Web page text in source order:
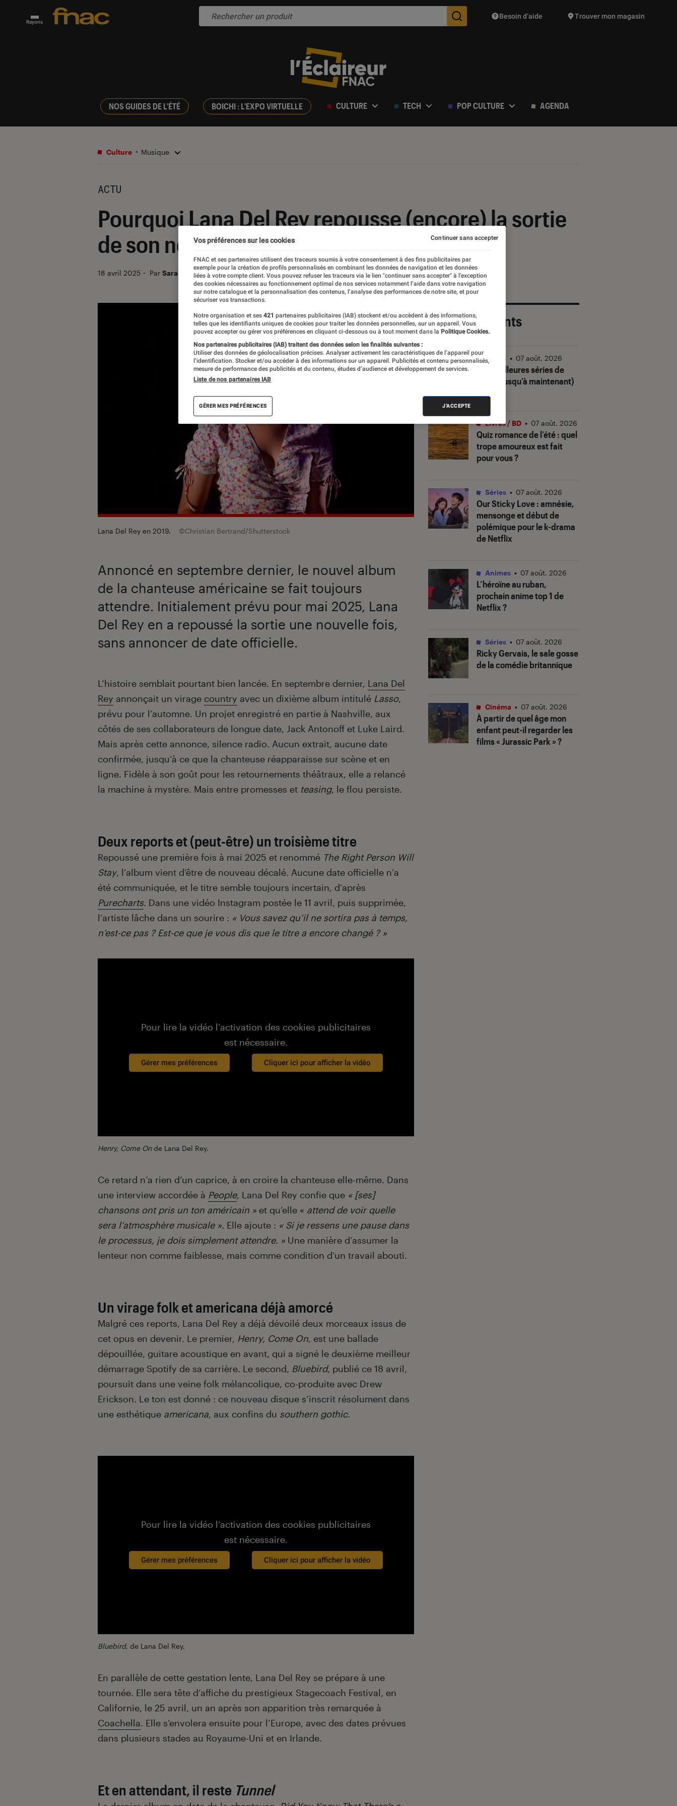
Rayons Des suggestions de produits vont vous être proposées
Besoin d’aide Trouver mon magasin
NOS GUIDES DE L'ÉTÉ BOICHI : L'EXPO VIRTUELLE CULTURE TECH POP CULTURE AGENDA
Culture Musique
ACTU
Pourquoi Lana Del Rey repousse (encore) la sortie
de son nouvel album ?
18 avril 2025 ・ Par Sarah Dupont
Lana Del Rey en 2019. ©Christian Bertrand/Shutterstock
Annoncé en septembre dernier, le nouvel album
de la chanteuse américaine se fait toujours
attendre. Initialement prévu pour mai 2025, Lana
Del Rey en a repoussé la sortie une nouvelle fois,
sans annoncer de date officielle.
Introduction
L’histoire semblait pourtant bien lancée. En septembre dernier, Lana Del
Rey annonçait un virage country avec un dixième album intitulé Lasso,
prévu pour l’automne. Un projet enregistré en partie à Nashville, aux
côtés de ses collaborateurs de longue date, Jack Antonoff et Luke Laird.
Mais après cette annonce, silence radio. Aucun extrait, aucune date
confirmée, jusqu’à ce que la chanteuse réapparaisse sur scène et en
ligne. Fidèle à son goût pour les retournements théâtraux, elle a relancé
la machine à mystère. Mais entre promesses et teasing, le flou persiste.
Deux reports et (peut-être) un troisième titre
Repoussé une première fois à mai 2025 et renommé The Right Person Will
Stay, l’album vient d’être de nouveau décalé. Aucune date officielle n’a
été communiquée, et le titre semble toujours incertain, d’après
Purecharts. Dans une vidéo Instagram postée le 11 avril, puis supprimée,
l’artiste lâche dans un sourire : « Vous savez qu’il ne sortira pas à temps,
n’est-ce pas ? Est-ce que je vous dis que le titre a encore changé ? »
Pour lire la vidéo l’activation des cookies publicitaires
est nécessaire.
Gérer mes préférences Cliquer ici pour afficher la vidéo
Henry, Come Onde Lana Del Rey.
Ce retard n’a rien d’un caprice, à en croire la chanteuse elle-même. Dans
une interview accordée à People, Lana Del Rey confie que « [ses]
chansons ont pris un ton américain » et qu’elle « attend de voir quelle
sera l’atmosphère musicale ». Elle ajoute : « Si je ressens une pause dans
le processus, je dois simplement attendre. » Une manière d’assumer la
lenteur non comme faiblesse, mais comme condition d’un travail abouti.
Un virage folk et americana déjà amorcé
Malgré ces reports, Lana Del Rey a déjà dévoilé deux morceaux issus de
cet opus en devenir. Le premier, Henry, Come On, est une ballade
dépouillée, guitare acoustique en avant, qui a signé le deuxième meilleur
démarrage Spotify de sa carrière. Le second, Bluebird, publié ce 18 avril,
poursuit dans une veine folk mélancolique, co-produite avec Drew
Erickson. Le ton est donné : ce nouveau disque s’inscrit résolument dans
une esthétique americana, aux confins du southern gothic.
Pour lire la vidéo l’activation des cookies publicitaires
est nécessaire.
Gérer mes préférences Cliquer ici pour afficher la vidéo
Bluebird, de Lana Del Rey.
En parallèle de cette gestation lente, Lana Del Rey se prépare à une
tournée. Elle sera tête d’affiche du prestigieux Stagecoach Festival, en
Californie, le 25 avril, un an après son apparition très remarquée à
Coachella. Elle s’envolera ensuite pour l’Europe, avec des dates prévues
dans plusieurs stades au Royaume-Uni et en Irlande.
Et en attendant, il reste Tunnel
Les plus récents
Les meilleures séries de
2026 (jusqu’à maintenant)
Séries • 07 août. 2026
Quiz romance de l’été : quel
trope amoureux est fait
pour vous ?
Livres / BD • 07 août. 2026
Our Sticky Love: amnésie,
mensonge et début de
polémique pour le k-drama
de Netflix
Séries • 07 août. 2026
L’héroïne au ruban,
prochain anime top 1 de
Netflix ?
Animes • 07 août. 2026
Ricky Gervais, le sale gosse
de la comédie britannique
Séries • 07 août. 2026
À partir de quel âge mon
enfant peut-il regarder les
films « Jurassic Park » ?
Cinéma • 07 août. 2026
Vos préférences sur les cookies
FNAC et ses partenaires utilisent des traceurs soumis à votre consentement à des fins publicitaires par
exemple pour la création de profils personnalisés en combinant les données de navigation et les données
liées à votre compte client. Vous pouvez refuser les traceurs via le lien "continuer sans accepter" à l’exception
des cookies nécessaires au fonctionnement optimal de nos services notamment l’aide dans votre navigation
sur notre catalogue et la personnalisation des contenus, l’analyse des performances de notre site, et pour
sécuriser vos transactions.
Notre organisation et ses 421 partenaires publicitaires (IAB) stockent et/ou accèdent à des informations,
telles que les identifiants uniques de cookies pour traiter les données personnelles, sur un appareil. Vous
pouvez accepter ou gérer vos préférences en cliquant ci-dessous ou à tout moment dans la Politique Cookies.
Nos partenaires publicitaires (IAB) traitent des données selon les finalités suivantes :
Utiliser des données de géolocalisation précises. Analyser activement les caractéristiques de l’appareil pour
l’identification. Stocker et/ou accéder à des informations sur un appareil. Publicités et contenu personnalisés,
mesure de performance des publicités et du contenu, études d’audience et développement de services.
Liste de nos partenaires IAB
GÉRER MES PRÉFÉRENCES J'ACCEPTE
Continuer sans accepter